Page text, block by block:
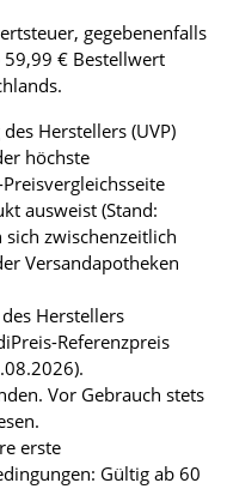
gegebenenfalls
59,99 € Bestellwert
Herstellers (UVP)
höchste
ausweist (Stand:
zwischenzeitlich
Versandapotheken
Herstellers
Referenzpreis
Vor Gebrauch stets
erste
Gültig ab 60